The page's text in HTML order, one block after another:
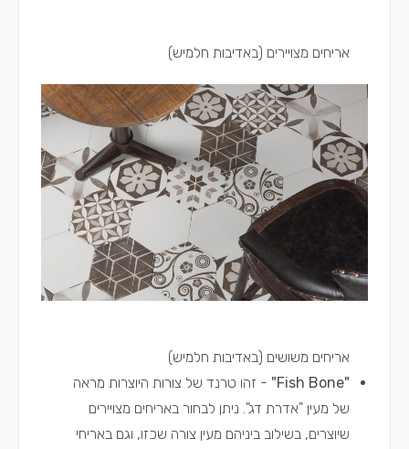
אריחים מצויירים (באדיבות חלמיש)
אריחים משושים (באדיבות חלמיש)
"Fish Bone"
- זהו טרנד של צורות היוצרות מראה
של מעין "אדרת דג". ניתן לבחור באריחים מצויירים
שיוצרים, בשילוב ביניהם מעין צורה שכזו, וגם באריחי